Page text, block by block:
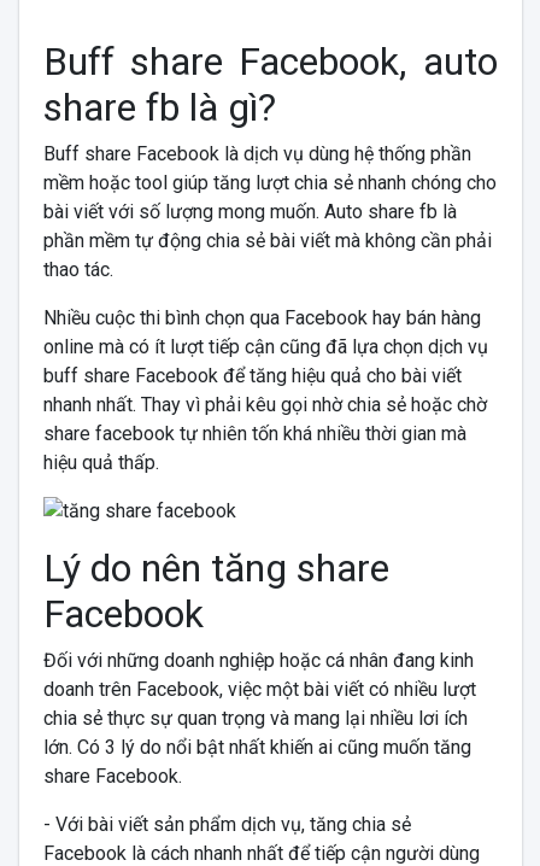
Buff share Facebook, auto
share fb là gì?
Buff share Facebook là dịch vụ dùng hệ thống phần
mềm hoặc tool giúp tăng lượt chia sẻ nhanh chóng cho
bài viết với số lượng mong muốn. Auto share fb là
phần mềm tự động chia sẻ bài viết mà không cần phải
thao tác.
Nhiều cuộc thi bình chọn qua Facebook hay bán hàng
online mà có ít lượt tiếp cận cũng đã lựa chọn dịch vụ
buff share Facebook để tăng hiệu quả cho bài viết
nhanh nhất. Thay vì phải kêu gọi nhờ chia sẻ hoặc chờ
share facebook tự nhiên tốn khá nhiều thời gian mà
hiệu quả thấp.
Lý do nên tăng share
Facebook
Đối với những doanh nghiệp hoặc cá nhân đang kinh
doanh trên Facebook, việc một bài viết có nhiều lượt
chia sẻ thực sự quan trọng và mang lại nhiều lơi ích
lớn. Có 3 lý do nổi bật nhất khiến ai cũng muốn tăng
share Facebook.
- Với bài viết sản phẩm dịch vụ, tăng chia sẻ
Facebook là cách nhanh nhất để tiếp cận người dùng